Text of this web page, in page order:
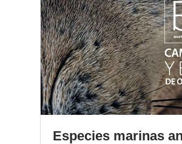
Especies marinas